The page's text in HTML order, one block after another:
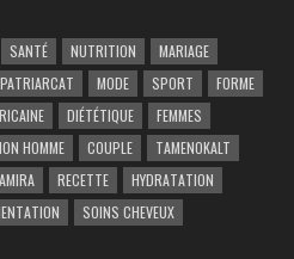
SANTÉ NUTRITION
MARIAGE
PATRIARCAT MODE SPORT
FORME
DIÉTÉTIQUE
FEMMES
HOMME COUPLE
TAMENOKALT
RECETTE
HYDRATATION
SOINS CHEVEUX